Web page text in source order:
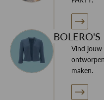
BOLERO'S
Vind jouw
maken.